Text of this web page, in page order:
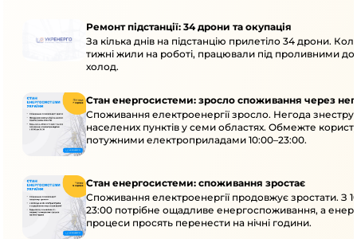
Ремонт підстанції: 34 дрони та окупація
За кілька днів на підстанцію прилетіло 34 дрони.
тижні жили на роботі, працювали під проливними
холод.
Стан енергосистеми: зросло споживання через
Споживання електроенергії зросло. Негода
населених пунктів у семи областях. Обмежте
потужними електроприладами 10:00–23:00.
Стан енергосистеми: споживання зростає
Споживання електроенергії продовжує зростати. З
23:00 потрібне ощадливе енергоспоживання, а
процеси просять перенести на нічні години.